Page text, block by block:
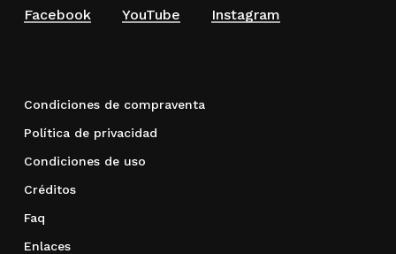
Facebook
YouTube Instagram
Condiciones de compraventa
Política de privacidad
Condiciones de uso
Créditos
Faq
Enlaces